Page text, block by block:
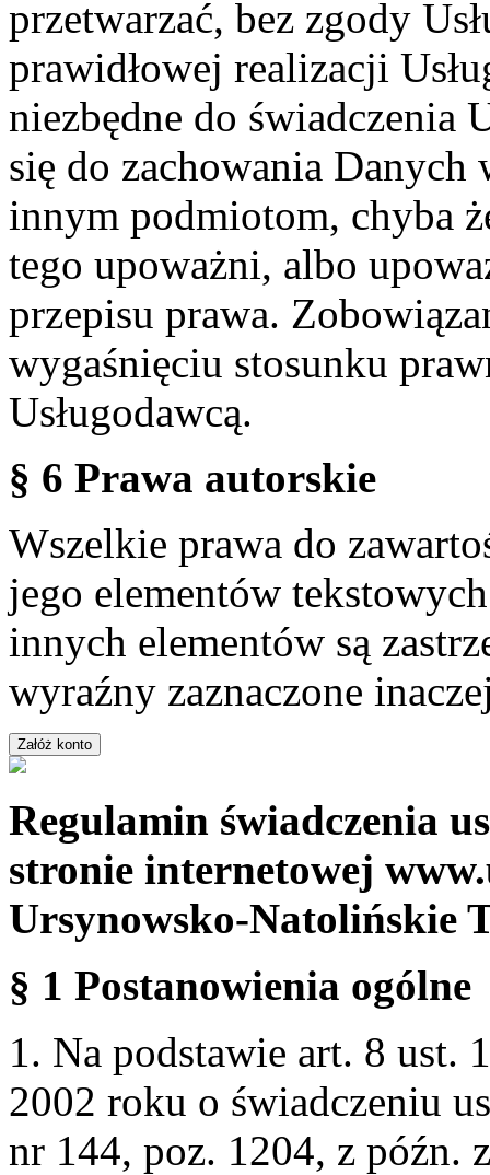
przetwarzać, bez zgody
prawidłowej realizacji
niezbędne do świadczenia
się do zachowania
innym podmiotom, chyba
tego upoważni, albo
przepisu prawa.
wygaśnięciu stosunku
Usługodawcą.
§ 6 Prawa autorskie
Wszelkie prawa do
jego elementów
innych elementów są
wyraźny zaznaczone
Regulamin świadczenia
stronie internetowej
Ursynowsko-Natolińskie
§ 1 Postanowienia ogólne
1. Na podstawie art. 8 ust.
2002 roku o świadczeniu
nr 144, poz. 1204, z późn.